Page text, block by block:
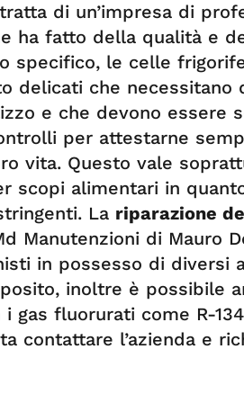
di un’impresa di
ha fatto della qualità e
specifico, le celle
delicati che necessitano
e che devono essere
per attestarne
vita. Questo vale
scopi alimentari in
La riparazione
Manutenzioni di Mauro
in possesso di diversi
inoltre è possibile
i gas fluorurati come R-
contattare l’azienda e